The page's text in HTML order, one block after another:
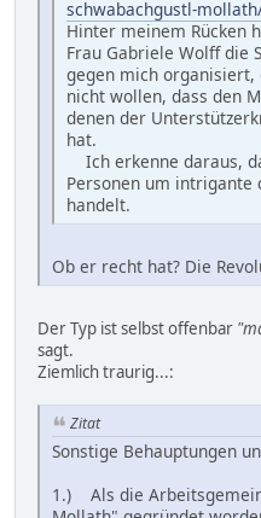
schwabachgustl-
Hinter meinem Rücken
Frau Gabriele Wolff die
gegen mich
nicht wollen, dass den
denen der
hat.
Ich erkenne daraus,
Personen um
handelt.
Ob er recht hat? Die
Der Typ ist selbst offenbar
sagt.
Ziemlich traurig...:
Zitat
Sonstige Behauptungen
1.) Als die